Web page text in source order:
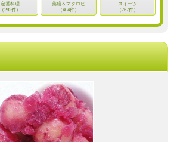
定番料理
（282件）
薬膳＆マクロビ
（404件）
スイーツ
（767件）